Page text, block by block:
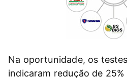
Na oportunidade, os
indicaram redução de